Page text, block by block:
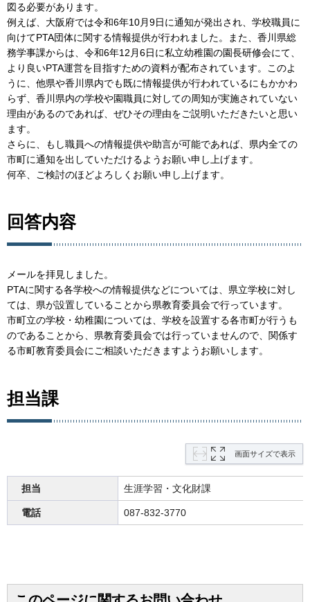
図る必要があります。
例えば、大阪府では令和6年10月9日に通知が発出され、学校職員に
向けてPTA団体に関する情報提供が行われました。また、香川県総
務学事課からは、令和6年12月6日に私立幼稚園の園長研修会にて、
より良いPTA運営を目指すための資料が配布されています。このよ
うに、他県や香川県内でも既に情報提供が行われているにもかかわ
らず、香川県内の学校や園職員に対しての周知が実施されていない
理由があるのであれば、ぜひその理由をご説明いただきたいと思い
ます。
さらに、もし職員への情報提供や助言が可能であれば、県内全ての
市町に通知を出していただけるようお願い申し上げます。
何卒、ご検討のほどよろしくお願い申し上げます。
回答内容
メールを拝見しました。
PTAに関する各学校への情報提供などについては、県立学校に対し
ては、県が設置していることから県教育委員会で行っています。
市町立の学校・幼稚園については、学校を設置する各市町が行うも
のであることから、県教育委員会では行っていませんので、関係す
る市町教育委員会にご相談いただきますようお願いします。
担当課
画面サイズで表示
担当 生涯学習・文化財課
電話 087-832-3770